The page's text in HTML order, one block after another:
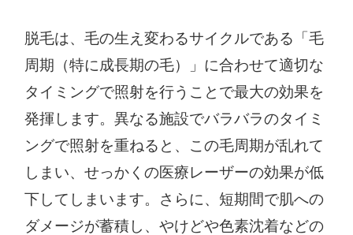
脱毛は、毛の生え変わるサイクルである「毛
周期（特に成長期の毛）」に合わせて適切な
タイミングで照射を行うことで最大の効果を
発揮します。異なる施設でバラバラのタイミ
ングで照射を重ねると、この毛周期が乱れて
しまい、せっかくの医療レーザーの効果が低
下してしまいます。さらに、短期間で肌への
ダメージが蓄積し、やけどや色素沈着などの